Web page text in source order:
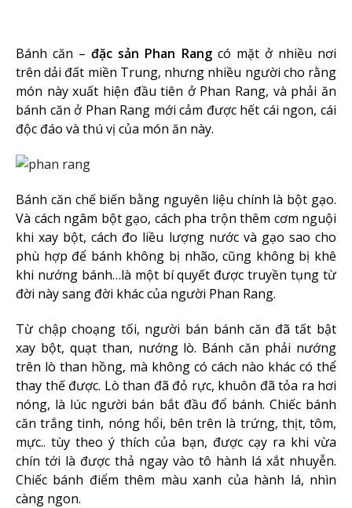
Bánh căn –đặc sản Phan Rangcó mặt ở nhiều nơi
trên dải đất miền Trung, nhưng nhiều người cho rằng
món này xuất hiện đầu tiên ở Phan Rang, và phải ăn
bánh căn ở Phan Rang mới cảm được hết cái ngon, cái
độc đáo và thú vị của món ăn này.
Bánh căn chế biến bằng nguyên liệu chính là bột gạo.
Và cách ngâm bột gạo, cách pha trộn thêm cơm nguội
khi xay bột, cách đo liều lượng nước và gạo sao cho
phù hợp để bánh không bị nhão, cũng không bị khê
khi nướng bánh…là một bí quyết được truyền tụng từ
đời này sang đời khác của người Phan Rang.
Từ chập choạng tối, người bán bánh căn đã tất bật
xay bột, quạt than, nướng lò. Bánh căn phải nướng
trên lò than hồng, mà không có cách nào khác có thể
thay thế được. Lò than đã đỏ rực, khuôn đã tỏa ra hơi
nóng, là lúc người bán bắt đầu đổ bánh. Chiếc bánh
căn trắng tinh, nóng hổi, bên trên là trứng, thịt, tôm,
mực.. tùy theo ý thích của bạn, được cạy ra khi vừa
chín tới là được thả ngay vào tô hành lá xắt nhuyễn.
Chiếc bánh điểm thêm màu xanh của hành lá, nhìn
càng ngon.